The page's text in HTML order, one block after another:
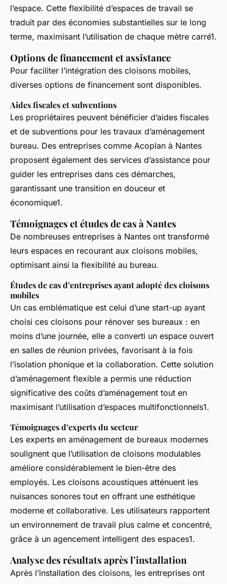
l’espace. Cette flexibilité d’espaces de travail se
traduit par des économies substantielles sur le long
terme, maximisant l’utilisation de chaque mètre carré1.
Options de financement et assistance
Pour faciliter l’intégration des cloisons mobiles,
diverses options de financement sont disponibles.
Aides fiscales et subventions
Les propriétaires peuvent bénéficier d’aides fiscales
et de subventions pour les travaux d’aménagement
bureau. Des entreprises comme Acoplan à Nantes
proposent également des services d’assistance pour
guider les entreprises dans ces démarches,
garantissant une transition en douceur et
économique1.
Témoignages et études de cas à Nantes
De nombreuses entreprises à Nantes ont transformé
leurs espaces en recourant aux cloisons mobiles,
optimisant ainsi la flexibilité au bureau.
Études de cas d’entreprises ayant adopté des cloisons
mobiles
Un cas emblématique est celui d’une start-up ayant
choisi ces cloisons pour rénover ses bureaux : en
moins d’une journée, elle a converti un espace ouvert
en salles de réunion privées, favorisant à la fois
l’isolation phonique et la collaboration. Cette solution
d’aménagement flexible a permis une réduction
significative des coûts d’aménagement tout en
maximisant l’utilisation d’espaces multifonctionnels1.
Témoignages d’experts du secteur
Les experts en aménagement de bureaux modernes
soulignent que l’utilisation de cloisons modulables
améliore considérablement le bien-être des
employés. Les cloisons acoustiques atténuent les
nuisances sonores tout en offrant une esthétique
moderne et collaborative. Les utilisateurs rapportent
un environnement de travail plus calme et concentré,
grâce à un agencement intelligent des espaces1.
Analyse des résultats après l’installation
Après l’installation des cloisons, les entreprises ont